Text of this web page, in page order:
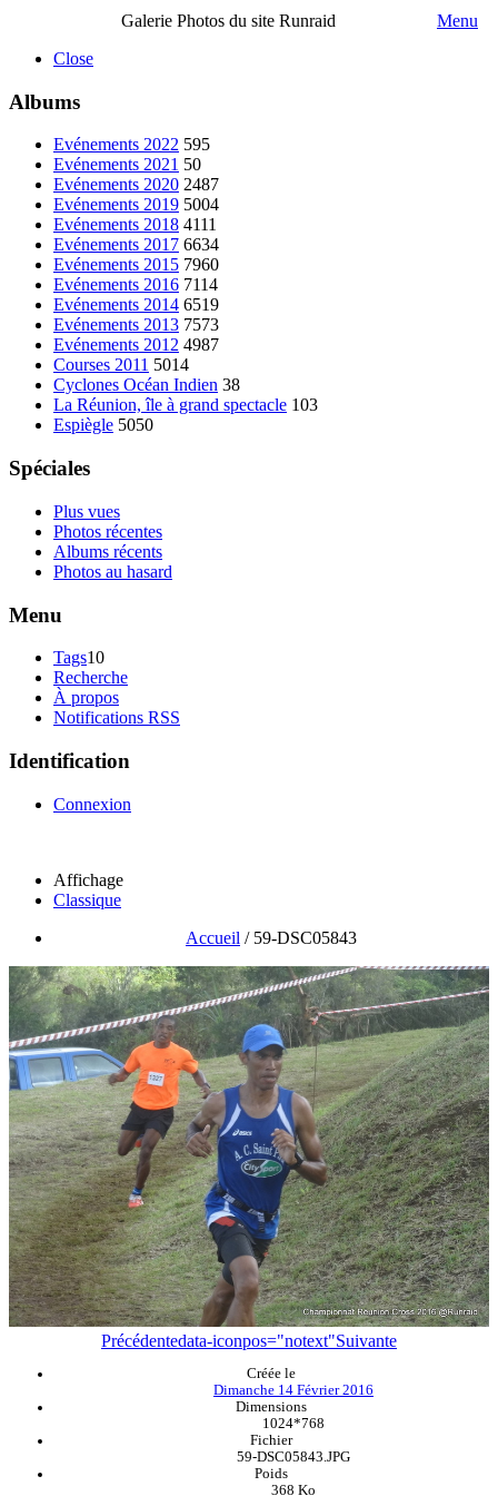
Galerie Photos du site Runraid
Menu
Close
Albums
Evénements 2022 595
Evénements 2021 50
Evénements 2020 2487
Evénements 2019 5004
Evénements 2018 4111
Evénements 2017 6634
Evénements 2015 7960
Evénements 2016 7114
Evénements 2014 6519
Evénements 2013 7573
Evénements 2012 4987
Courses 2011 5014
Cyclones Océan Indien 38
La Réunion, île à grand spectacle 103
Espiègle 5050
Spéciales
Plus vues
Photos récentes
Albums récents
Photos au hasard
Menu
Tags10
Recherche
À propos
Notifications RSS
Identification
Connexion
Affichage
Classique
Accueil / 59-DSC05843
Précédentedata-iconpos="notext"Suivante
Créée le
Dimanche 14 Février 2016
Dimensions
1024*768
Fichier
59-DSC05843.JPG
Poids
368 Ko